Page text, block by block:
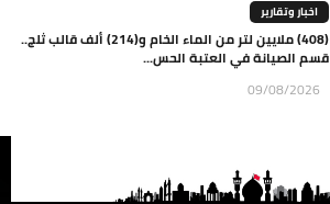
اخبار وتقارير
(408) ملايين لتر من الماء الخام و(214) ألف قالب ثلج..
قسم الصيانة في العتبة الحس...
09/08/2026